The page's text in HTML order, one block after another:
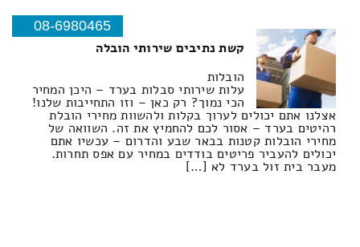
08-6980465
קשת נתיבים שירותי הובלה
הובלות
עלות שירותי סבלות בערד – היכן המחיר
הכי נמוך? רק כאן – וזו התחייבות שלנו!
אצלנו אתם יכולים לערוך בקלות ולהשוות מחירי הובלת
רהיטים בערד – אסור לכם להחמיץ את זה. השוואה של
מחירי הובלות קטנות בבאר שבע והדרום – עכשיו אתם
יכולים להעביר פריטים בודדים במחיר עם אפס תחרות.
מעבר בית זול בערד לא […]